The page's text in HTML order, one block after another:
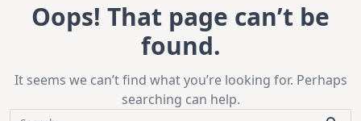
Oops! That page can’t be
found.
It seems we can’t find what you’re looking for. Perhaps
searching can help.